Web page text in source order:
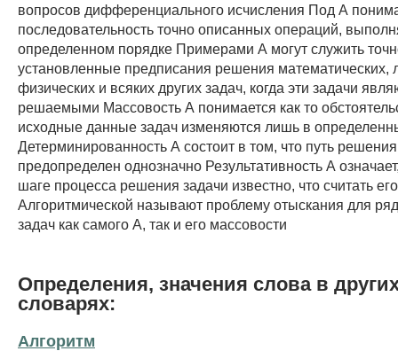
вопросов дифференциального исчисления Под А
последовательность точно описанных операций,
определенном порядке Примерами А могут служить
установленные предписания решения математических,
физических и всяких других задач, когда эти задачи
решаемыми Массовость А понимается как то
исходные данные задач изменяются лишь в
Детерминированность А состоит в том, что путь
предопределен однозначно Результативность А
шаге процесса решения задачи известно, что считать
Алгоритмической называют проблему отыскания для
задач как самого А, так и его массовости
Определения, значения слова в
словарях:
Алгоритм